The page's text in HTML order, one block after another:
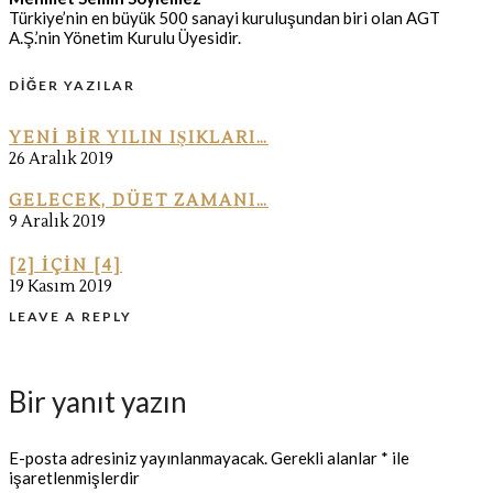
Türkiye’nin en büyük 500 sanayi kuruluşundan biri olan AGT
A.Ş.’nin Yönetim Kurulu Üyesidir.
DIĞER YAZILAR
YENI BIR YILIN IŞIKLARI…
26 Aralık 2019
GELECEK, DÜET ZAMANI…
9 Aralık 2019
[2] IÇIN [4]
19 Kasım 2019
LEAVE A REPLY
Bir yanıt yazın
E-posta adresiniz yayınlanmayacak.Gerekli alanlar * ile
işaretlenmişlerdir